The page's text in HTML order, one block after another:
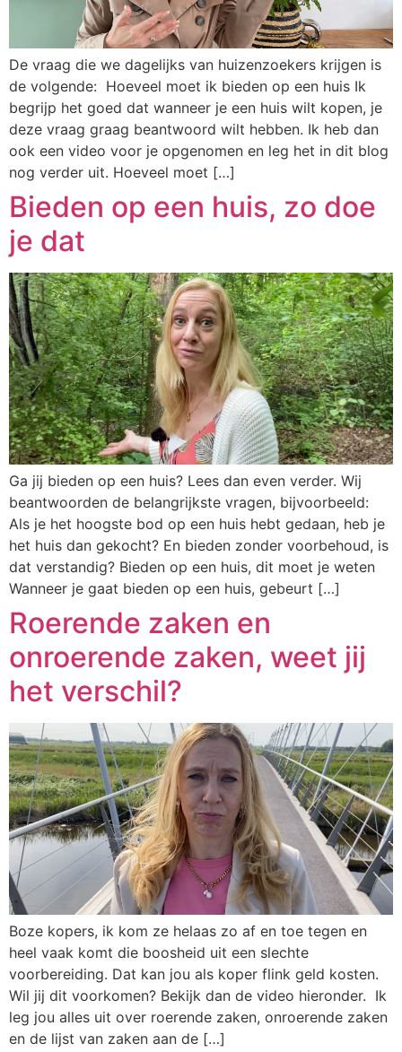
De vraag die we dagelijks van huizenzoekers krijgen is
de volgende: Hoeveel moet ik bieden op een huis Ik
begrijp het goed dat wanneer je een huis wilt kopen, je
deze vraag graag beantwoord wilt hebben. Ik heb dan
ook een video voor je opgenomen en leg het in dit blog
nog verder uit. Hoeveel moet […]
Bieden op een huis, zo doe
je dat
Ga jij bieden op een huis? Lees dan even verder. Wij
beantwoorden de belangrijkste vragen, bijvoorbeeld:
Als je het hoogste bod op een huis hebt gedaan, heb je
het huis dan gekocht? En bieden zonder voorbehoud, is
dat verstandig? Bieden op een huis, dit moet je weten
Wanneer je gaat bieden op een huis, gebeurt […]
Roerende zaken en
onroerende zaken, weet jij
het verschil?
Boze kopers, ik kom ze helaas zo af en toe tegen en
heel vaak komt die boosheid uit een slechte
voorbereiding. Dat kan jou als koper flink geld kosten.
Wil jij dit voorkomen? Bekijk dan de video hieronder. Ik
leg jou alles uit over roerende zaken, onroerende zaken
en de lijst van zaken aan de […]